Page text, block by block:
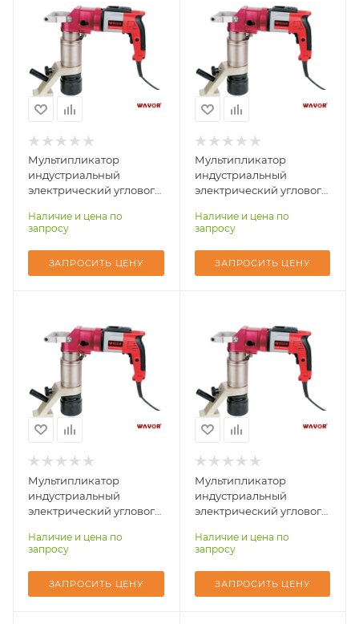
момента (затяжка/
реверс)
Квадрат выходной,
дюйм
1"
max, Нм
400-2600
Мультипликатор
индустриальный
электрический углового
Наличие и цена по
запросу
ЗАПРОСИТЬ ЦЕНУ
момента (затяжка/
реверс)
Квадрат выходной,
дюйм
1-1/2"
max, Нм
500-3800
Мультипликатор
индустриальный
электрический углового
Наличие и цена по
запросу
ЗАПРОСИТЬ ЦЕНУ
момента (затяжка/
реверс)
Квадрат выходной,
дюйм
1-1/2"
max, Нм
1000-6000
Мультипликатор
индустриальный
электрический углового
Наличие и цена по
запросу
ЗАПРОСИТЬ ЦЕНУ
момента (затяжка/
реверс)
Квадрат выходной,
дюйм
1-1/2"
max, Нм
1200-8000
Мультипликатор
индустриальный
электрический углового
Наличие и цена по
запросу
ЗАПРОСИТЬ ЦЕНУ